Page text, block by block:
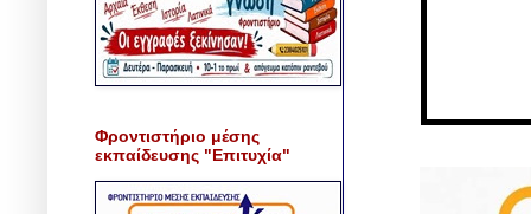
Φροντιστήριο μέσης
εκπαίδευσης "Επιτυχία"